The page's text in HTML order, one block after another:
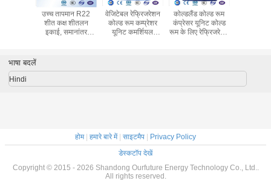
उच्च तापमान R22
शीत कक्ष शीतलन
इकाई, समानांतर
वेजिटेबल रेफ्रिजरेशन
कोल्ड रूम कम्प्रेशर
यूनिट कमर्शियल
कोल्डलैंड कोल्ड रूम
कंप्रेसर यूनिट कोल्ड
रूम के लिए रेफ्रिजरेशन
भाषा बदलें
Hindi
होम| हमारे बारे में| साइटमैप
Privacy Policy
डेस्कटॉप देखें
Copyright © 2015 - 2026 Shandong Ourfuture Energy Technology Co., Ltd..
All rights reserved.